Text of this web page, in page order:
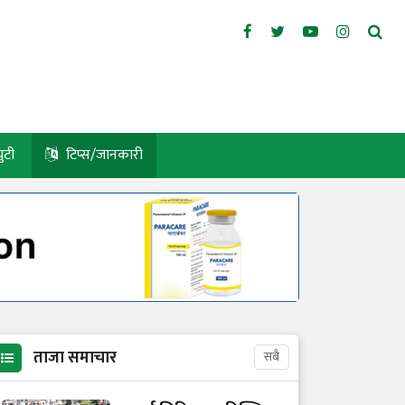
टिप्स/जानकारी
ताजा समाचार सबै